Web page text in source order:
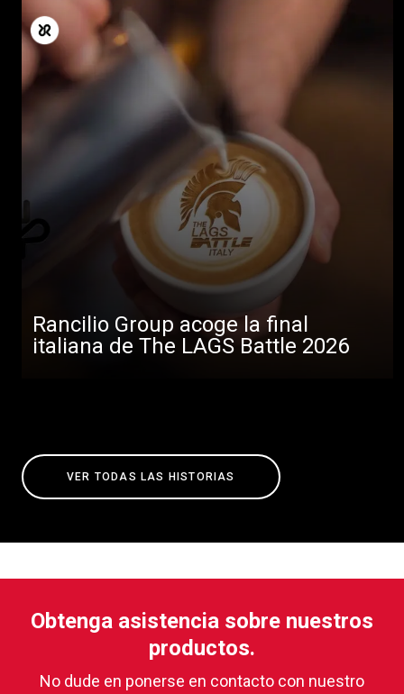
Rancilio Group acoge la final
italiana de The LAGS Battle 2026
VER TODAS LAS HISTORIAS
Obtenga asistencia sobre nuestros
productos.
No dude en ponerse en contacto con nuestro